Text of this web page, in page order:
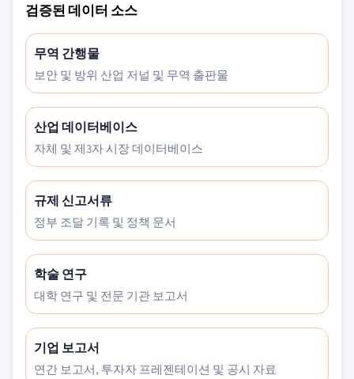
검증된 데이터 소스
무역 간행물
보안 및 방위 산업 저널 및 무역 출판물
산업 데이터베이스
자체 및 제3자 시장 데이터베이스
규제 신고서류
정부 조달 기록 및 정책 문서
학술 연구
대학 연구 및 전문 기관 보고서
기업 보고서
연간 보고서, 투자자 프레젠테이션 및 공시 자료